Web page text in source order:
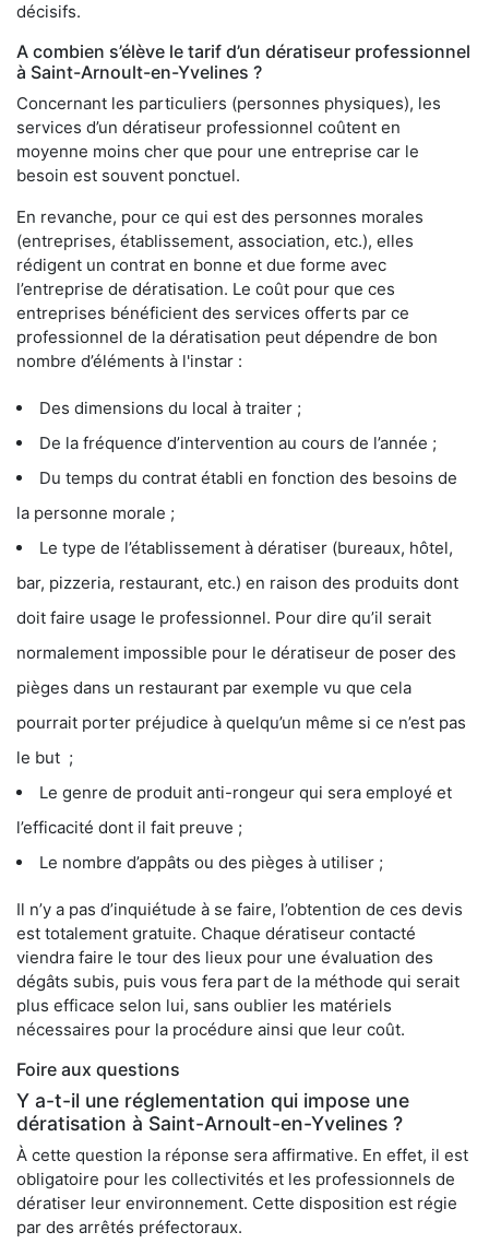
décisifs.
A combien s’élève le tarif d’un dératiseur professionnel
à Saint-Arnoult-en-Yvelines ?
Concernant les particuliers (personnes physiques), les
services d’un dératiseur professionnel coûtent en
moyenne moins cher que pour une entreprise car le
besoin est souvent ponctuel.
En revanche, pour ce qui est des personnes morales
(entreprises, établissement, association, etc.), elles
rédigent un contrat en bonne et due forme avec
l’entreprise de dératisation. Le coût pour que ces
entreprises bénéficient des services offerts par ce
professionnel de la dératisation peut dépendre de bon
nombre d’éléments à l'instar :
Des dimensions du local à traiter ;
De la fréquence d’intervention au cours de l’année ;
Du temps du contrat établi en fonction des besoins de
la personne morale ;
Le type de l’établissement à dératiser (bureaux, hôtel,
bar, pizzeria, restaurant, etc.) en raison des produits dont
doit faire usage le professionnel. Pour dire qu’il serait
normalement impossible pour le dératiseur de poser des
pièges dans un restaurant par exemple vu que cela
pourrait porter préjudice à quelqu’un même si ce n’est pas
le but ;
Le genre de produit anti-rongeur qui sera employé et
l’efficacité dont il fait preuve ;
Le nombre d’appâts ou des pièges à utiliser ;
Il n’y a pas d’inquiétude à se faire, l’obtention de ces devis
est totalement gratuite. Chaque dératiseur contacté
viendra faire le tour des lieux pour une évaluation des
dégâts subis, puis vous fera part de la méthode qui serait
plus efficace selon lui, sans oublier les matériels
nécessaires pour la procédure ainsi que leur coût.
Foire aux questions
Y a-t-il une réglementation qui impose une
dératisation à Saint-Arnoult-en-Yvelines ?
À cette question la réponse sera affirmative. En effet, il est
obligatoire pour les collectivités et les professionnels de
dératiser leur environnement. Cette disposition est régie
par des arrêtés préfectoraux.